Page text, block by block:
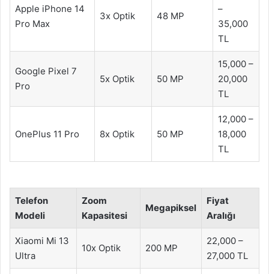
Apple iPhone 14
Pro Max
3x Optik 48 MP
–
35,000
TL
Google Pixel 7
Pro
5x Optik 50 MP
15,000 –
20,000
TL
OnePlus 11 Pro 8x Optik 50 MP
12,000 –
18,000
TL
Telefon
Modeli
Zoom
Kapasitesi
Megapiksel
Fiyat
Aralığı
Xiaomi Mi 13
Ultra
10x Optik 200 MP
22,000 –
27,000 TL